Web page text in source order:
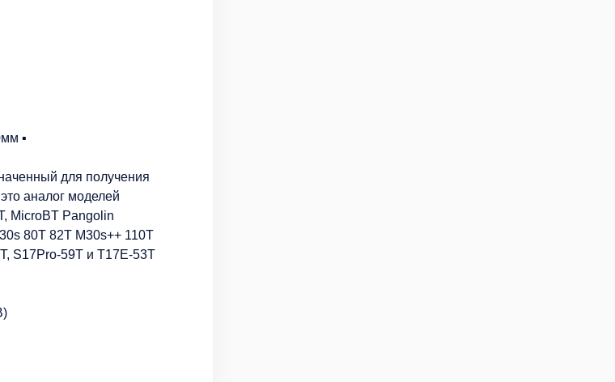
▪️
для получения
аналог моделей
MicroBT Pangolin
80T 82T M30s++ 110T
S17Pro-59T и T17E-53T